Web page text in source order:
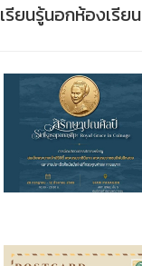
เรียนรู้นอกห้องเรียน